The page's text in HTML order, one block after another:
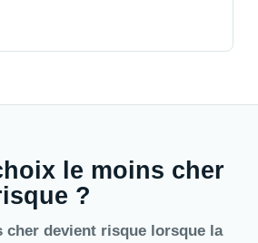
le moins cher
?
cher devient risque lorsque la